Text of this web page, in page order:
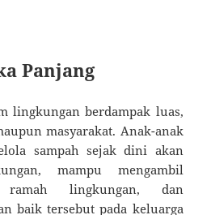
Panjang
lingkungan berdampak luas,
masyarakat. Anak-anak
sampah sejak dini akan
mampu mengambil
lingkungan, dan
baik tersebut pada keluarga